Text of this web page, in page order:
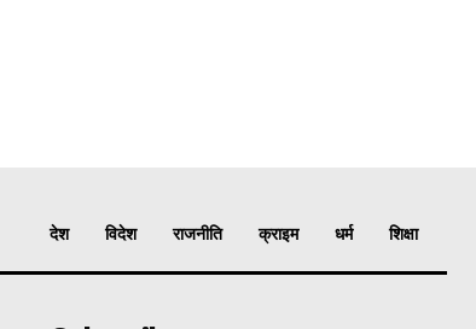
देश विदेश राजनीति क्राइम धर्म शिक्षा